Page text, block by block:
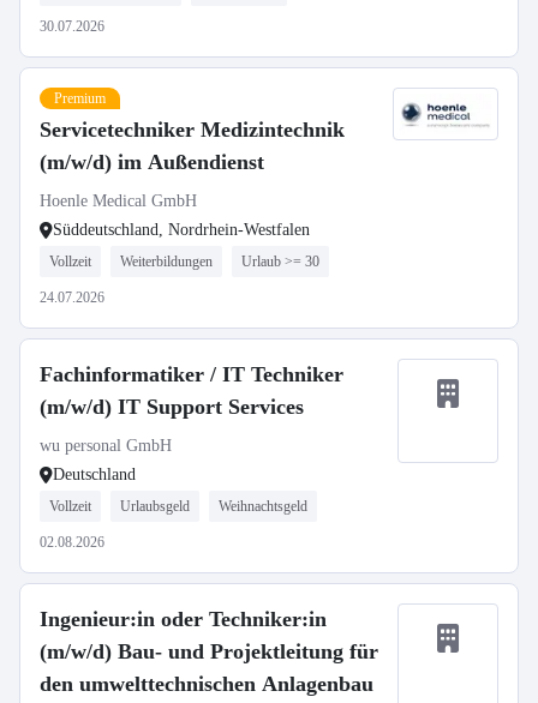
30.07.2026
Premium
Servicetechniker Medizintechnik
(m/w/d) im Außendienst
Hoenle Medical GmbH
Süddeutschland, Nordrhein-Westfalen
Vollzeit Weiterbildungen Urlaub >= 30
24.07.2026
Fachinformatiker / IT Techniker
(m/w/d) IT Support Services
wu personal GmbH
Deutschland
Vollzeit Urlaubsgeld Weihnachtsgeld
02.08.2026
Ingenieur:in oder Techniker:in
(m/w/d) Bau- und Projektleitung für
den umwelttechnischen Anlagenbau